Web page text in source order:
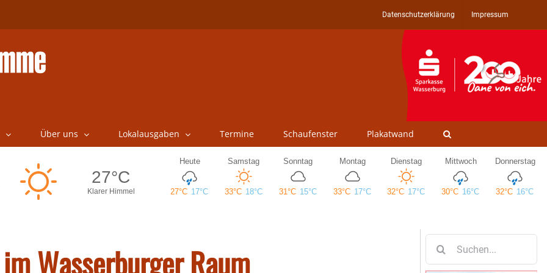
Datenschutzerklärung Impressum
Über uns Lokalausgaben Termine Schaufenster Plakatwand
Wasserburger Raum
nach: